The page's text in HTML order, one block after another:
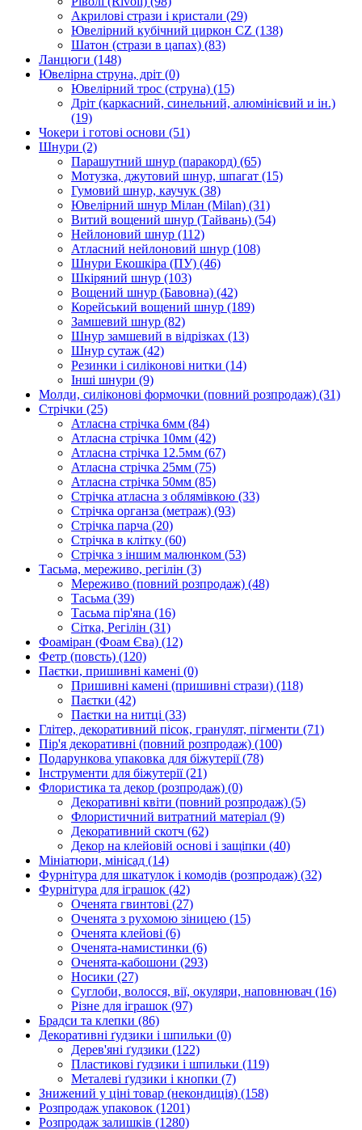
Акрилові стрази і кристали (29)
Ювелірний кубічний циркон CZ (138)
Шатон (стрази в цапах) (83)
Ланцюги (148)
Ювелірна струна, дріт (0)
Ювелірний трос (струна) (15)
Дріт (каркасний, синельний, алюмінієвий и ін.)
(19)
Чокери і готові основи (51)
Шнури (2)
Парашутний шнур (паракорд) (65)
Мотузка, джутовий шнур, шпагат (15)
Гумовий шнур, каучук (38)
Ювелірний шнур Мілан (Milan) (31)
Витий вощений шнур (Тайвань) (54)
Нейлоновий шнур (112)
Атласний нейлоновий шнур (108)
Шнури Екошкіра (ПУ) (46)
Шкіряний шнур (103)
Вощений шнур (Бавовна) (42)
Корейський вощений шнур (189)
Замшевий шнур (82)
Шнур замшевий в відрізках (13)
Шнур сутаж (42)
Резинки і силіконові нитки (14)
Інші шнури (9)
Молди, силіконові формочки (повний розпродаж) (31)
Стрічки (25)
Атласна стрічка 6мм (84)
Атласна стрічка 10мм (42)
Атласна стрічка 12.5мм (67)
Атласна стрічка 25мм (75)
Атласна стрічка 50мм (85)
Стрічка атласна з облямівкою (33)
Стрічка органза (метраж) (93)
Стрічка парча (20)
Стрічка в клітку (60)
Стрічка з іншим малюнком (53)
Тасьма, мереживо, регілін (3)
Мереживо (повний розпродаж) (48)
Тасьма (39)
Тасьма пір'яна (16)
Сітка, Регілін (31)
Фоаміран (Фоам Єва) (12)
Фетр (повсть) (120)
Паєтки, пришивні камені (0)
Пришивні камені (пришивні стрази) (118)
Паєтки (42)
Паєтки на нитці (33)
Глітер, декоративний пісок, гранулят, пігменти (71)
Пір'я декоративні (повний розпродаж) (100)
Подарункова упаковка для біжутерії(78)
Інструменти для біжутерії(21)
Флористика та декор (розпродаж) (0)
Декоративні квіти (повний розпродаж) (5)
Флористичний витратний матеріал (9)
Декоративний скотч (62)
Декор на клейовій основі і защіпки (40)
Мініатюри, мінісад (14)
Фурнітура для шкатулок і комодів (розпродаж) (32)
Фурнітура для іграшок (42)
Оченята гвинтові (27)
Оченята з рухомою зіницею (15)
Оченята клейові (6)
Оченята-намистинки (6)
Оченята-кабошони (293)
Носики (27)
Суглоби, волосся, вії, окуляри, наповнювач (16)
Різне для іграшок (97)
Брадси та клепки (86)
Декоративні ґудзики і шпильки (0)
Дерев'яні ґудзики (122)
Пластикові ґудзики і шпильки (119)
Металеві ґудзики і кнопки (7)
Знижений у ціні товар (некондиція) (158)
Розпродаж упаковок (1201)
Розпродаж залишків (1280)